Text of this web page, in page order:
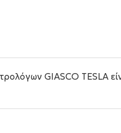
GIASCO TESLA